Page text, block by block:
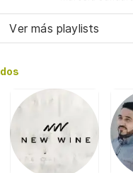
Ver más playlists